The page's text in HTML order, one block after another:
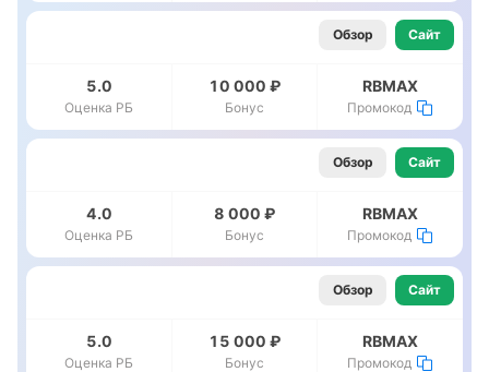
Обзор Сайт
5.0
Оценка РБ
10 000 ₽
Бонус
RBMAX
Промокод
Обзор Сайт
4.0
Оценка РБ
8 000 ₽
Бонус
RBMAX
Промокод
Обзор Сайт
5.0
Оценка РБ
15 000 ₽
Бонус
RBMAX
Промокод